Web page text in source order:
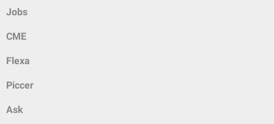
Jobs
CME
Flexa
Piccer
Ask